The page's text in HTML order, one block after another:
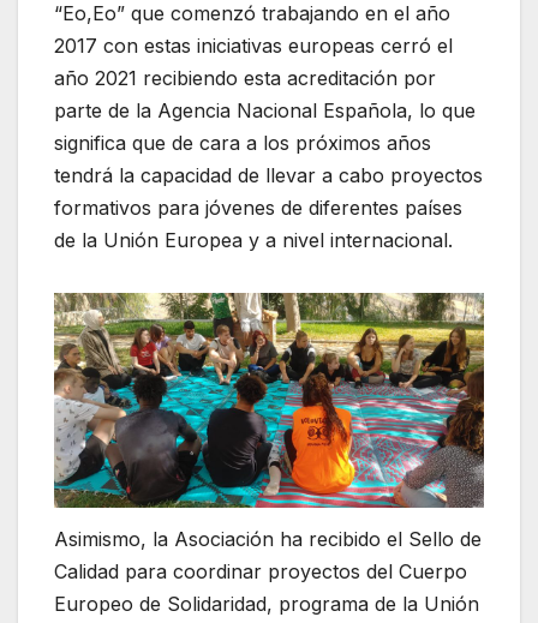
“Eo,Eo” que comenzó trabajando en el año
2017 con estas iniciativas europeas cerró el
año 2021 recibiendo esta acreditación por
parte de la Agencia Nacional Española, lo que
significa que de cara a los próximos años
tendrá la capacidad de llevar a cabo proyectos
formativos para jóvenes de diferentes países
de la Unión Europea y a nivel internacional.
Asimismo, la Asociación ha recibido el Sello de
Calidad para coordinar proyectos del Cuerpo
Europeo de Solidaridad, programa de la Unión